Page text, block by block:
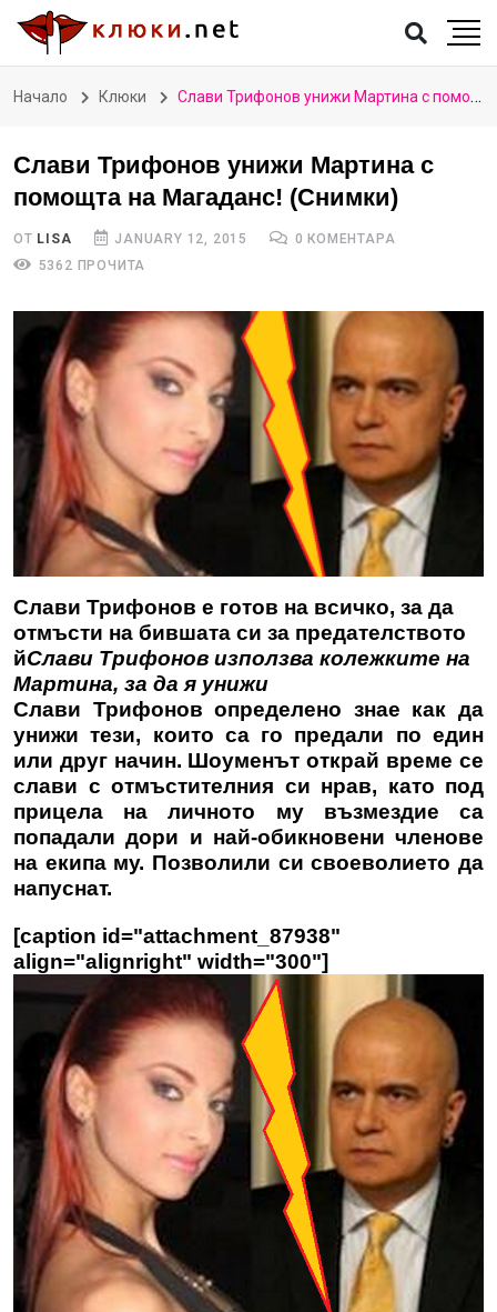
Начало Клюки Слави Трифонов унижи Мартина с помощта на Магаданс! (Снимки)
Слави Трифонов унижи Мартина с
помощта на Магаданс! (Снимки)
ОТ LISA JANUARY 12, 2015
0 КОМЕНТАРА
5362 ПРОЧИТА
Слави Трифонов е готов на всичко, за да
отмъсти на бившата си за предателството
йСлави Трифонов използва колежките на
Мартина, за да я унижи
Слави Трифонов определено знае как да
унижи тези, които са го предали по един
или друг начин. Шоуменът открай време се
слави с отмъстителния си нрав, като под
прицела на личното му възмездие са
попадали дори и най-обикновени членове
на екипа му. Позволили си своеволието да
напуснат.
[caption id="attachment_87938"
align="alignright" width="300"]